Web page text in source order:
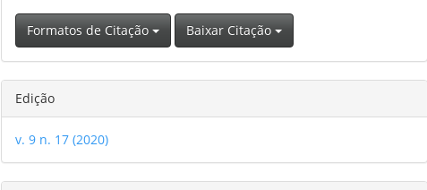
Formatos de Citação Baixar Citação
Edição
v. 9 n. 17 (2020)